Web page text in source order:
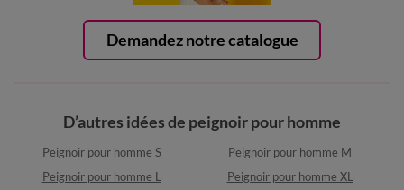
Demandez notre catalogue
D’autres idées de peignoir pour homme
Peignoir pour homme S
Peignoir pour homme M
Peignoir pour homme L
Peignoir pour homme XL